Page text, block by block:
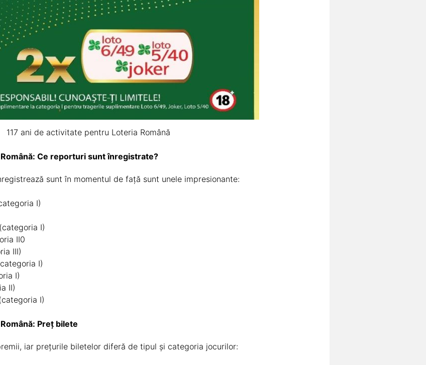
117 ani de activitate pentru Loteria Română
Ce reporturi sunt înregistrate?
sunt în momentul de față sunt unele impresionante:
I)
I)
II0
III)
I)
I)
II)
I)
Preț bilete
iar prețurile biletelor diferă de tipul și categoria jocurilor: